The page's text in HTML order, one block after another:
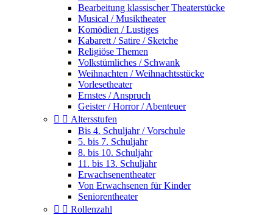
Bearbeitung klassischer Theaterstücke
Musical / Musiktheater
Komödien / Lustiges
Kabarett / Satire / Sketche
Religiöse Themen
Volkstümliches / Schwank
Weihnachten / Weihnachtsstücke
Vorlesetheater
Ernstes / Anspruch
Geister / Horror / Abenteuer
  Altersstufen
Bis 4. Schuljahr / Vorschule
5. bis 7. Schuljahr
8. bis 10. Schuljahr
11. bis 13. Schuljahr
Erwachsenentheater
Von Erwachsenen für Kinder
Seniorentheater
  Rollenzahl